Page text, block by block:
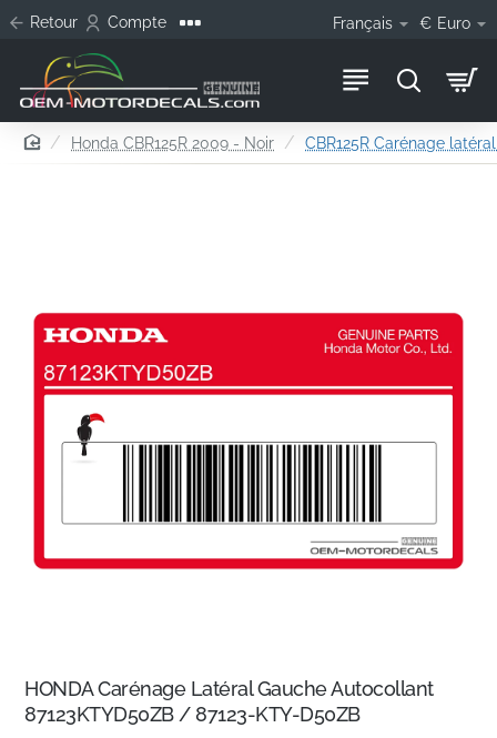
Retour Compte Français € Euro
homeHonda CBR125R 2009 - Noir CBR125R Carénage
HONDA Carénage Latéral Gauche Autocollant
87123KTYD50ZB / 87123-KTY-D50ZB